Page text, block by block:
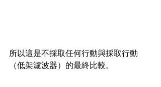
所以這是不採取任何行動與採取行動
（低架濾波器）的最終比較。